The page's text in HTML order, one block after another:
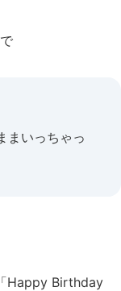
いっちゃっ
Happy Birthday